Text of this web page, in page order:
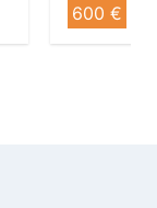
600 €